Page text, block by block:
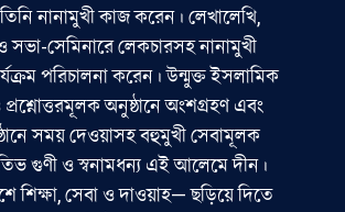
নানামুখী কাজ করেন। লেখালেখি,
সভা-সেমিনারে লেকচারসহ নানামুখী
পরিচালনা করেন। উন্মুক্ত ইসলামিক
প্রশ্নোত্তরমূলক অনুষ্ঠানে অংশগ্রহণ এবং
সময় দেওয়াসহ বহুমুখী সেবামূলক
গুণী ও স্বনামধন্য এই আলেমে দীন।
শিক্ষা, সেবা ও দাওয়াহ— ছড়িয়ে দিতে